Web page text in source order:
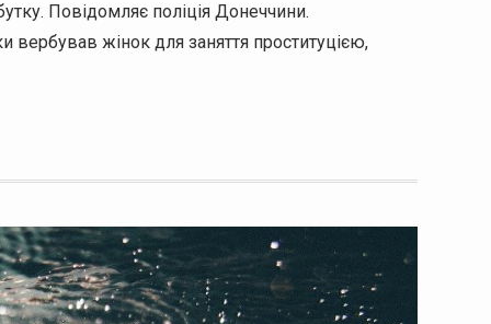
Повідомляє поліція Донеччини.
вербував жінок для заняття проституцією,